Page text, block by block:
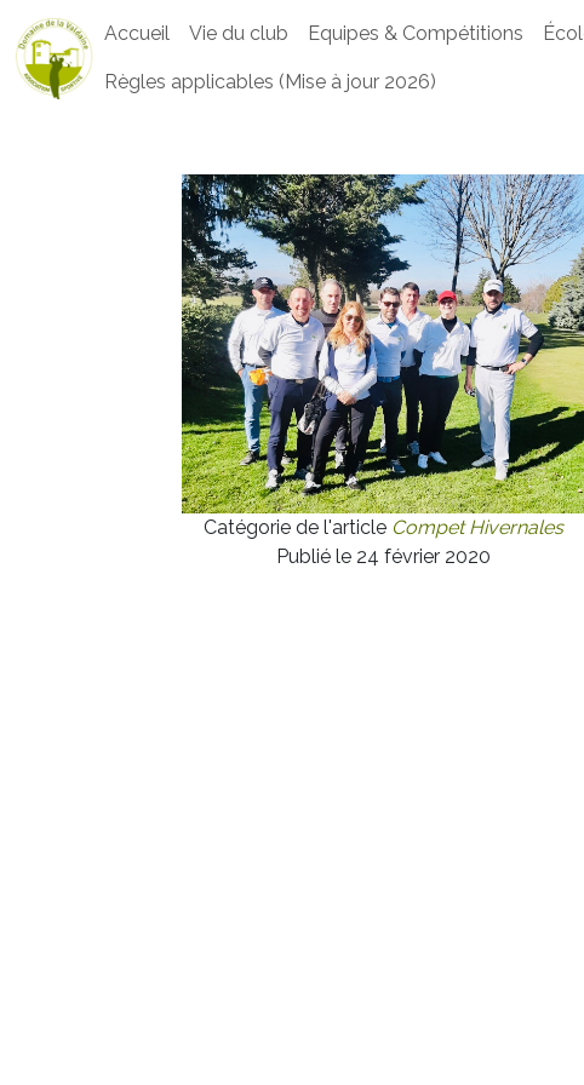
Accueil Vie du club Equipes & Compétitions
Règles applicables (Mise à jour 2026)
Catégorie de l'article Compet Hivernales
Publié le 24 février 2020